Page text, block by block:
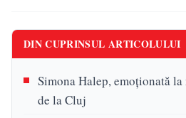
DIN CUPRINSUL ARTICOLULUI
Simona Halep, emoționată
de la Cluj